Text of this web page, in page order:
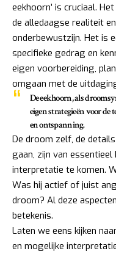
eekhoorn’ is cruciaal.
de alledaagse realiteit
onderbewustzijn. Het is
specifieke gedrag en
eigen voorbereiding,
omgaan met de
De eekhoorn, als
eigen strategieën voor
en ontspanning.
De droom zelf, de
gaan, zijn van
interpretatie te komen.
Was hij actief of juist
droom? Al deze
betekenis.
Laten we eens kijken
en mogelijke